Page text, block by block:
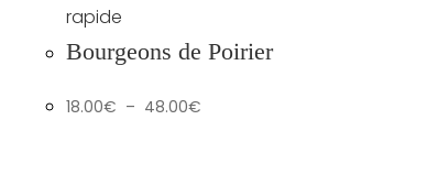
rapide
Bourgeons de Poirier
18.00€ – 48.00€